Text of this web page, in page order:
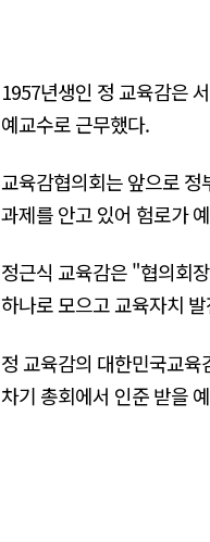
1957년생인 정 교육감은
예교수로 근무했다.
교육감협의회는 앞으로
과제를 안고 있어 험로가
정근식 교육감은 "협의회
하나로 모으고 교육자치
정 교육감의 대한민국교
차기 총회에서 인준 받을